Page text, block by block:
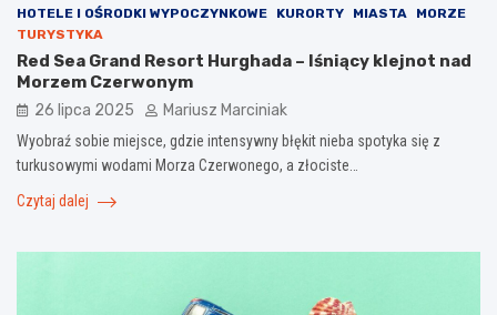
HOTELE I OŚRODKI WYPOCZYNKOWE KURORTY MIASTA
MORZE
TURYSTYKA
Red Sea Grand Resort Hurghada – lśniący klejnot nad
Morzem Czerwonym
26 lipca 2025 Mariusz Marciniak
Wyobraź sobie miejsce, gdzie intensywny błękit nieba spotyka się z
turkusowymi wodami Morza Czerwonego, a złociste…
Czytaj dalej